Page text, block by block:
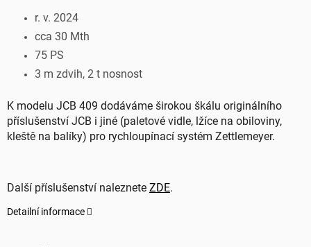
r. v. 2024
cca 30 Mth
75 PS
3 m zdvih, 2 t nosnost
K modelu JCB 409 dodáváme širokou škálu originálního
příslušenství JCB i jiné (paletové vidle, lžíce na obiloviny,
kleště na balíky) pro rychloupínací systém Zettlemeyer.
Další příslušenství naleznete ZDE.
Detailní informace